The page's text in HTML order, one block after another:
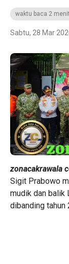
waktu baca 2 menit
Sabtu, 28 Mar
zonacakrawala
Sigit Prabowo
mudik dan balik
dibanding tahun